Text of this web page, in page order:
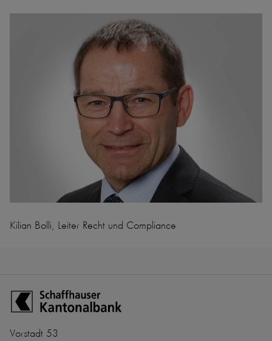
Kilian Bolli, Leiter Recht und Compliance
Vorstadt 53